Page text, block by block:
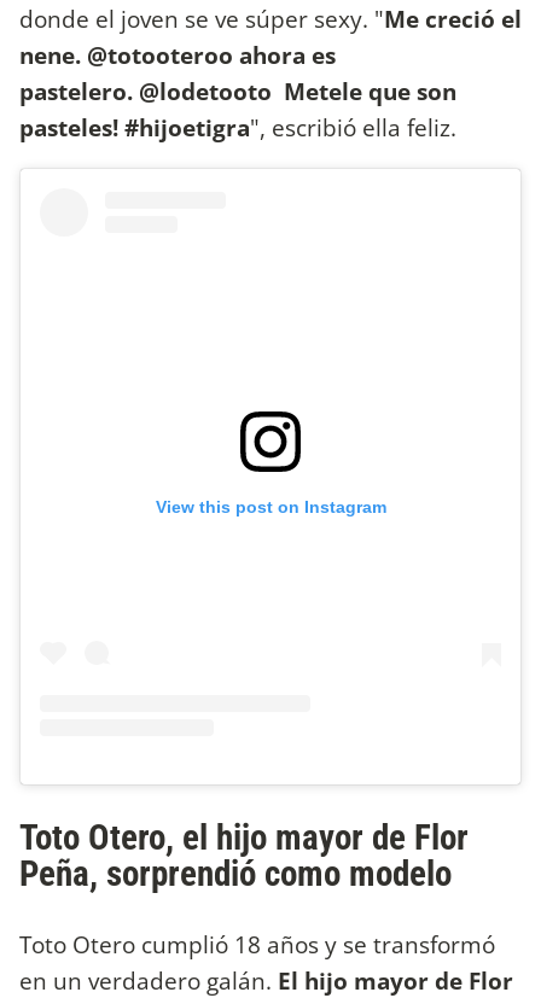
donde el joven se ve súper sexy. "Me creció el
nene. @totooteroo ahora es
pastelero. @lodetooto Metele que son
pasteles! #hijoetigra", escribió ella feliz.
View this post on Instagram
Toto Otero, el hijo mayor de Flor
Peña, sorprendió como modelo
Toto Otero cumplió 18 años y se transformó
en un verdadero galán. El hijo mayor de Flor